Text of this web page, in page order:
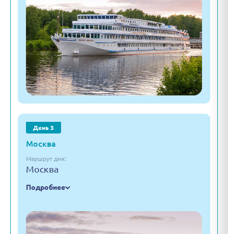
День 3
Москва
Маршрут дня:
Москва
Подробнее